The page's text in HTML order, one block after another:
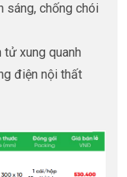
sáng, chống chói
tử xung quanh
điện nội thất